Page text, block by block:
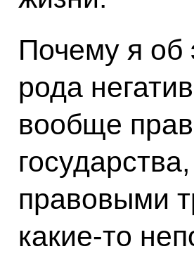
Почему я об
рода
вообще
правовыми
какие‑то